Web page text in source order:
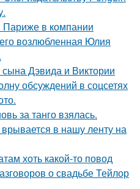
Париже в компании
возлюбленная Юлия
Дэвида и Виктории
обсуждений в соцсетях
за танго взялась.
в нашу ленту на
хоть какой-то повод
о свадьбе Тейлор